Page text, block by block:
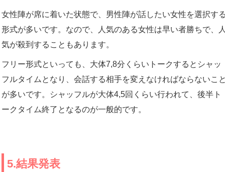
女性陣が席に着いた状態で、男性陣が話したい女性を選択す
形式が多いです。なので、人気のある女性は早い者勝ちで、
気が殺到することもあります。
フリー形式といっても、大体7,8分くらいトークするとシャッ
フルタイムとなり、会話する相手を変えなければならないこ
が多いです。シャッフルが大体4,5回くらい行われて、後半ト
ークタイム終了となるのが一般的です。
5.結果発表